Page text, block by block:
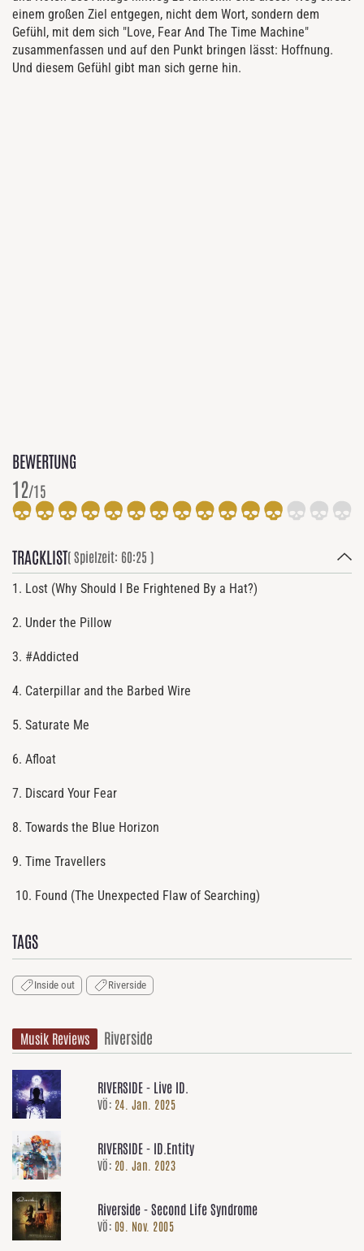
einem großen Ziel entgegen, nicht dem Wort, sondern dem
Gefühl, mit dem sich "Love, Fear And The Time Machine"
zusammenfassen und auf den Punkt bringen lässt: Hoffnung.
Und diesem Gefühl gibt man sich gerne hin.
BEWERTUNG
12/15
TRACKLIST( Spielzeit: 60:25 )
1. Lost (Why Should I Be Frightened By a Hat?)
2. Under the Pillow
3. #Addicted
4. Caterpillar and the Barbed Wire
5. Saturate Me
6. Afloat
7. Discard Your Fear
8. Towards the Blue Horizon
9. Time Travellers
10. Found (The Unexpected Flaw of Searching)
TAGS
Inside out Riverside
Musik Reviews Riverside
RIVERSIDE - Live ID.
VÖ: 24. Jan. 2025
RIVERSIDE - ID.Entity
VÖ: 20. Jan. 2023
Riverside - Second Life Syndrome
VÖ: 09. Nov. 2005